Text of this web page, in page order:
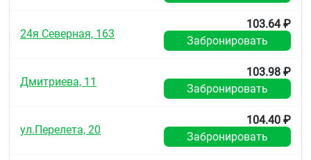
24я Северная, 163
103.64 ₽
Забронировать
Дмитриева, 11
103.98 ₽
Забронировать
ул.Перелета, 20
104.40 ₽
Забронировать